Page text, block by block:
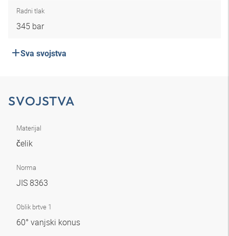
Radni tlak
345 bar
Sva svojstva
SVOJSTVA
Materijal
čelik
Norma
JIS 8363
Oblik brtve 1
60° vanjski konus